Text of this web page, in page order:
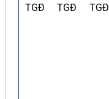
TGĐ
TGĐ
TGĐ